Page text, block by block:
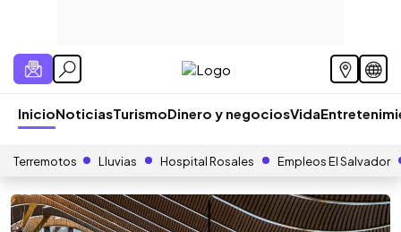
InicioNoticiasTurismoDinero y negociosVida
Terremotos Lluvias Hospital Rosales Empleos El Salvador